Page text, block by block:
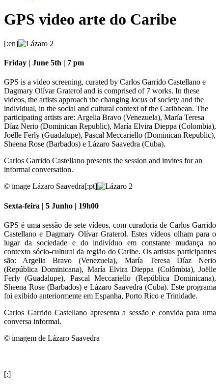
GPS video arte do Caribe
[:en]
Friday | June 5th | 7 pm
GPS is a video screening, curated by Carlos Garrido Castellano e
Dagmary Olívar Graterol and is comprised of 7 works. In these
videos, the artists approach the changing locus of society and the
individual, in the social and cultural context of the Caribbean. The
participating artists are: Argelia Bravo (Venezuela), María Teresa
Díaz Nerio (Dominican Republic), María Elvira Dieppa (Colombia),
Joëlle Ferly (Guadalupe), Pascal Meccariello (Dominican Republic),
Sheena Rose (Barbados) e Lázaro Saavedra (Cuba).
Carlos Garrido Castellano presents the session and invites for an
informal conversation.
© image Lázaro Saavedra[:pt]
Sexta-feira | 5 Junho | 19h00
GPS é uma sessão de sete vídeos, com curadoria de Carlos Garrido
Castellano e Dagmary Olívar Graterol. Estes vídeos olham para o
lugar da sociedade e do indivíduo em constante mudança no
contexto sócio-cultural da região do Caribe. Os artistas participantes
são: Argelia Bravo (Venezuela), María Teresa Díaz Nerio
(República Dominicana), María Elvira Dieppa (Colômbia), Joëlle
Ferly (Guadalupe), Pascal Meccariello (República Dominicana),
Sheena Rose (Barbados) e Lázaro Saavedra (Cuba). Este programa
foi exibido anteriormente em Espanha, Porto Rico e Trinidade.
Carlos Garrido Castellano apresenta a sessão e convida para uma
conversa informal.
© imagem de Lázaro Saavedra
[:]